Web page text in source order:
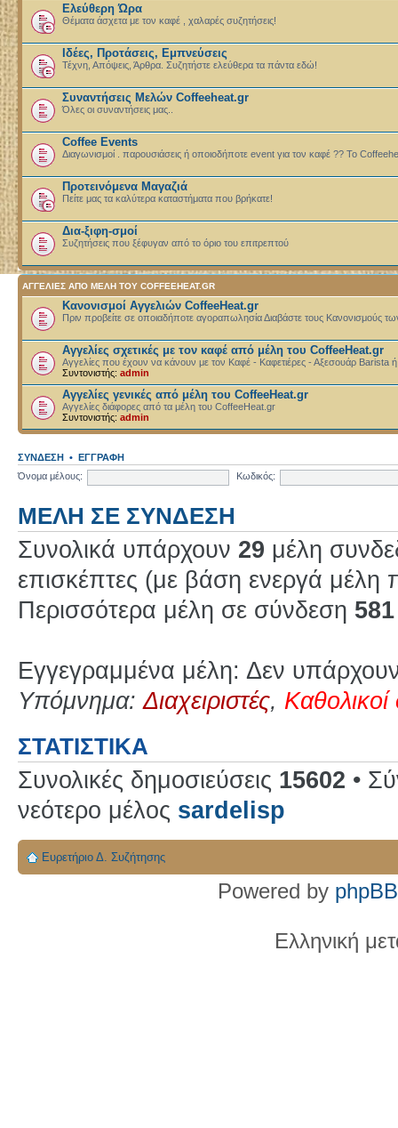
Ελεύθερη Ώρα
Θέματα άσχετα με τον καφέ , χαλαρές συζητήσεις!
Ιδέες, Προτάσεις, Εμπνεύσεις
Τέχνη, Απόψεις, Άρθρα. Συζητήστε ελεύθερα τα πάντα εδώ!
Συναντήσεις Μελών Coffeeheat.gr
Όλες οι συναντήσεις μας..
Coffee Events
Διαγωνισμοί . παρουσιάσεις ή οποιοδήποτε event για τον καφέ ?? Το
Προτεινόμενα Μαγαζιά
Πείτε μας τα καλύτερα καταστήματα που βρήκατε!
Δια-ξιφη-σμοί
Συζητήσεις που ξέφυγαν από το όριο του επιτρεπτού
ΑΓΓΕΛΙΕΣ ΑΠΟ ΜΕΛΗ ΤΟΥ COFFEEHEAT.GR
Κανονισμοί Αγγελιών CoffeeHeat.gr
Πριν προβείτε σε οποιαδήποτε αγοραπωλησία Διαβάστε τους Κανονισμούς
Αγγελίες σχετικές με τον καφέ από μέλη του CoffeeHeat.gr
Αγγελίες που έχουν να κάνουν με τον Καφέ - Καφετιέρες - Αξεσουάρ Barista
Συντονιστής: admin
Αγγελίες γενικές από μέλη του CoffeeHeat.gr
Αγγελίες διάφορες από τα μέλη του CoffeeHeat.gr
Συντονιστής: admin
ΣΎΝΔΕΣΗ • ΕΓΓΡΑΦΉ
Όνομα μέλους:
Κωδικός:
ΜΈΛΗ ΣΕ ΣΎΝΔΕΣΗ
Συνολικά υπάρχουν 29 μέλη
επισκέπτες (με βάση ενεργά μέλη
Περισσότερα μέλη σε σύνδεση 581
Εγγεγραμμένα μέλη: Δεν
Υπόμνημα:Διαχειριστές, Καθολικοί
ΣΤΑΤΙΣΤΙΚΆ
Συνολικές δημοσιεύσεις 15602 •
νεότερο μέλος sardelisp
Ευρετήριο Δ. Συζήτησης
Powered by phpBB
Ελληνική